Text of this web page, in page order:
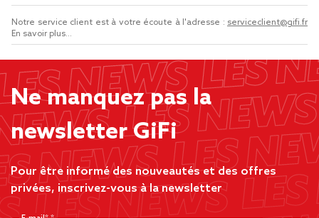
Notre service client est à votre écoute à l'adresse : serviceclient@gifi.fr
En savoir plus...
Ne manquez pas la
newsletter GiFi
Pour être informé des nouveautés et des offres
privées, inscrivez-vous à la newsletter